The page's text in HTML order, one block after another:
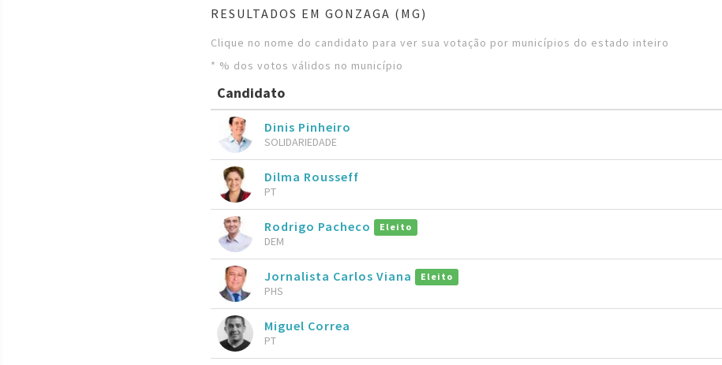
RESULTADOS EM GONZAGA (MG)
Clique no nome do candidato para ver sua votação por municípios do estado inteiro
* % dos votos válidos no município
Candidato
Dinis Pinheiro
SOLIDARIEDADE
Dilma Rousseff
PT
Rodrigo Pacheco Eleito
DEM
Jornalista Carlos Viana Eleito
PHS
Miguel Correa
PT